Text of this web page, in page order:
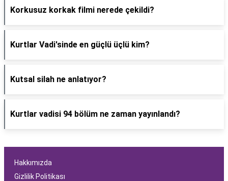
Korkusuz korkak filmi nerede çekildi?
Kurtlar Vadi'sinde en güçlü üçlü kim?
Kutsal silah ne anlatıyor?
Kurtlar vadisi 94 bölüm ne zaman yayınlandı?
Hakkımızda
Gizlilik Politikası